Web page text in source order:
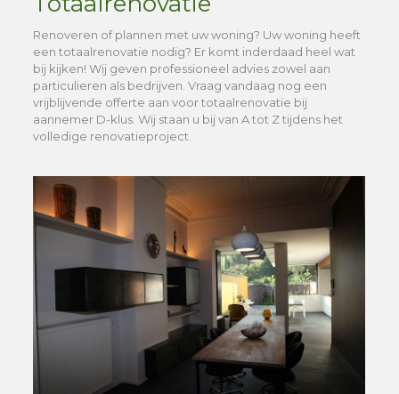
Renoveren of plannen met uw woning? Uw woning heeft
een totaalrenovatie nodig? Er komt inderdaad heel wat
bij kijken! Wij geven professioneel advies zowel aan
particulieren als bedrijven. Vraag vandaag nog een
vrijblijvende offerte aan voor totaalrenovatie bij
aannemer D-klus. Wij staan u bij van A tot Z tijdens het
volledige renovatieproject.